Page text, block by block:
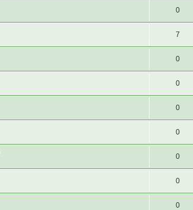
0
7
0
0
0
0
0
0
0